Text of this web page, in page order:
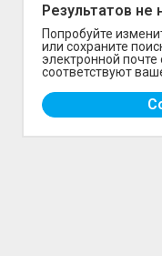
Новостройки
Зарубежная
Публикация
Результатов не
Попробуйте
или сохраните
электронной
соответствуют